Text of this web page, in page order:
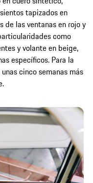
tapizados en
de las ventanas en rojo y
como
y volante en beige,
específicos. Para la
cinco semanas más